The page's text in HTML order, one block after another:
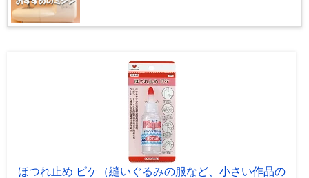
ほつれ止め ピケ（縫いぐるみの服など、小さい作品の